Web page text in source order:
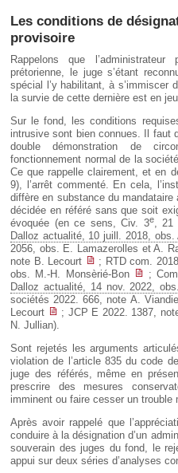
Les conditions de
provisoire
Rappelons que
prétorienne, le juge s’étant
spécial l’y habilitant, à s’immiscer
la survie de cette dernière est en jeu.
Sur le fond, les conditions
intrusive sont bien connues. Il faut
double démonstration de
fonctionnement normal de la
Ce que rappelle clairement, et en
9), l’arrêt commenté. En cela,
diffère en substance du
décidée en référé sans que soit
évoquée (en ce sens, Civ. 3e, 21
Dalloz actualité, 10 juill. 2018, obs.
2056, obs. E. Lamazerolles et A.
note B. Lecourt
; RTD com.
obs. M.-H. Monsèrié-Bon
;
Dalloz actualité, 14 nov. 2022,
sociétés 2022. 666, note A.
Lecourt
; JCP E 2022. 1387,
N. Jullian).
Sont rejetés les arguments
violation de l’article 835 du code
juge des référés, même en
prescrire des mesures
imminent ou faire cesser un trouble
Après avoir rappelé que
conduire à la désignation d’un
souverain des juges du fond, le
appui sur deux séries d’analyses